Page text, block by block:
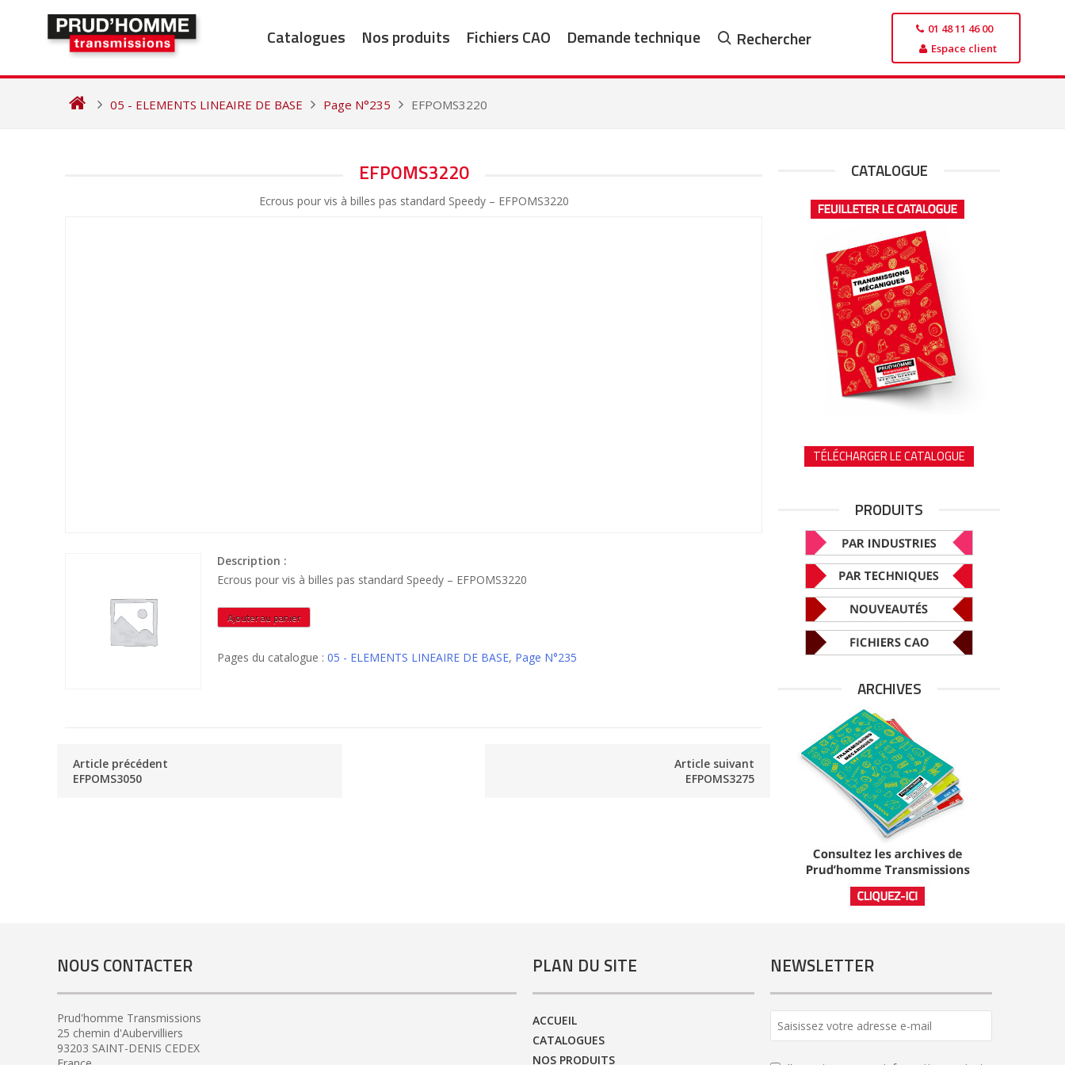
Catalogues Nos produits Fichiers CAO Demande technique Rechercher
01 48 11 46 00
Espace client
05 - ELEMENTS LINEAIRE DE BASE Page N°235 EFPOMS3220
EFPOMS3220
Ecrous pour vis à billes pas standard Speedy – EFPOMS3220
Description :
Ecrous pour vis à billes pas standard Speedy – EFPOMS3220
quantité
de
Ajouter au panier
Pages du catalogue : 05 - ELEMENTS LINEAIRE DE BASE, Page N°235
Article précédent
EFPOMS3050
Article suivant
EFPOMS3275
CATALOGUE
TÉLÉCHARGER LE CATALOGUE
PRODUITS
ARCHIVES
NOUS CONTACTER
Prud'homme Transmissions
25 chemin d'Aubervilliers
93203 SAINT-DENIS CEDEX
PLAN DU SITE
ACCUEIL
CATALOGUES
NOS PRODUITS
NEWSLETTER